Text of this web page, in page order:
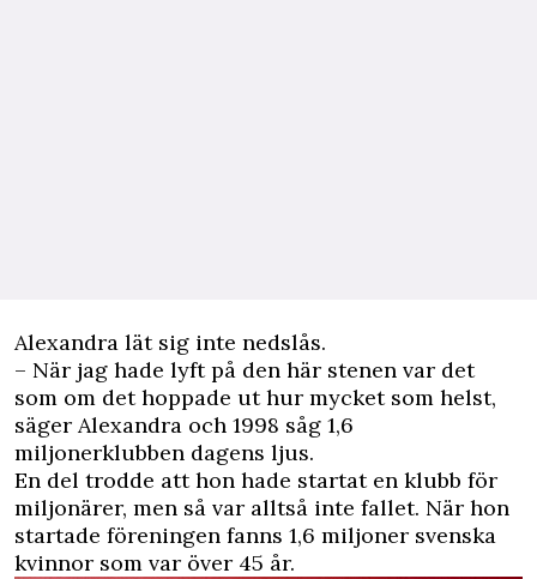
Alexandra lät sig inte nedslås.
– När jag hade lyft på den här stenen var det
som om det hoppade ut hur mycket som helst,
säger Alexandra och 1998 såg 1,6
miljonerklubben dagens ljus.
En del trodde att hon hade startat en klubb för
miljonärer, men så var alltså inte fallet. När hon
startade föreningen fanns 1,6 miljoner svenska
kvinnor som var över 45 år.